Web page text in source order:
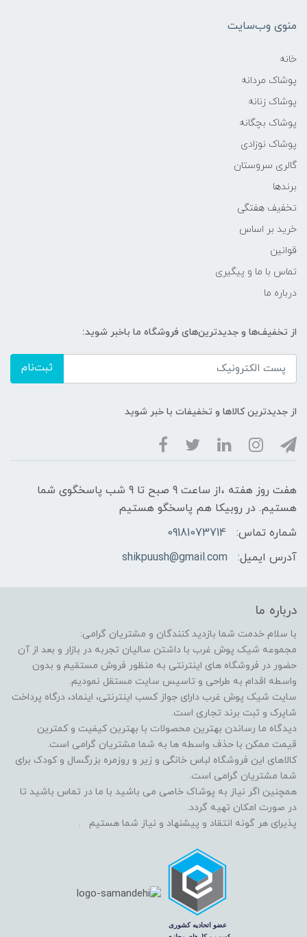
منوی وب‌سایت
خانه
پوشاک مردانه
پوشاک زنانه
پوشاک بچگانه
پوشاک نوزادی
گالری سروستان
برندها
تخفیف هفتگی
خرید بر اساس
قوانین
تماس با ما و پیگیری
درباره ما
از تخفیف‌ها و جدیدترین‌های فروشگاه ما باخبر شوید:
ثبت‌نام
از جدیدترین کالاها و تخفیفات با خبر شوید
هفت روز هفته ،از ساعت 9 صبح تا 9 شب پاسخگوی شما
هستیم. در روبیکا هم پاسخگو هستیم
شماره تماس:
09181073714
آدرس ایمیل:
shikpuush@gmail.com
درباره ما
با سلام خدمت شما بازدید کنندگان و مشتریان گرامی:
مجموعه شیک پوش غرب با داشتن سالیان تجربه در بازار و بعد از آن
حضور در فروشگاه های اینترنتی به منظور فروش مستقیم و بدون
واسطه اقدام به طراحی و تاسیس سایت مستقل نمودیم.
سایت شیک پوش غرب دارای جواز کسب اینترنتی، اینماد، درگاه پرداخت
شاپرک و ثبت برند تجاری است.
دیدگاه ما رساندن بهترین محصولات با بهترین کیفیت و کمترین
قیمت ممکن با حذف واسطه ها به شما مشتریان گرامی است.
کالاهای این فروشگاه لباس خانگی و زیر و روزمره بزرگسال و کودک برای
شما مشتریان گرامی است.
همچنین اگر نیاز به پوشاک خاصی می باشید با ما در تماس باشید تا
در صورت امکان تهیه گردد.
پذیرای هر گونه انتقاد و پیشنهاد و نیاز شما هستیم .